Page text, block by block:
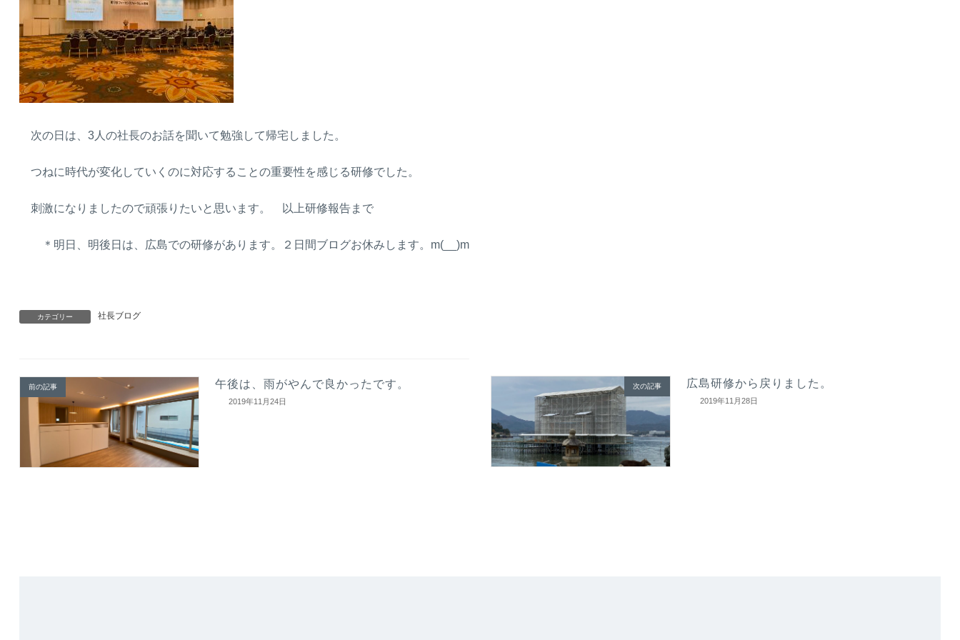
次の日は、3人の社長のお話を聞いて勉強して帰宅しました。
つねに時代が変化していくのに対応することの重要性を感じる研修でした。
刺激になりましたので頑張りたいと思います。 以上研修報告まで
＊明日、明後日は、広島での研修があります。２日間ブログお休みします。m(__)m
カテゴリー 社長ブログ
前の記事 午後は、雨がやんで良かったです。
2019年11月24日
次の記事 広島研修から戻りました。
2019年11月28日